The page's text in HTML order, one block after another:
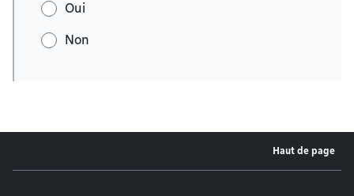
Oui
Non
Haut de page